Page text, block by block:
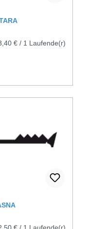
€ / 1 Laufende(r)